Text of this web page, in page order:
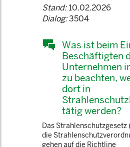
Stand:10.02.2026
Dialog:3504
Was ist beim
Beschäftigten
Unternehmen
zu beachten,
dort in
tätig werden?
Das Strahlenschutzgesetz
die
gehen auf die Richtline